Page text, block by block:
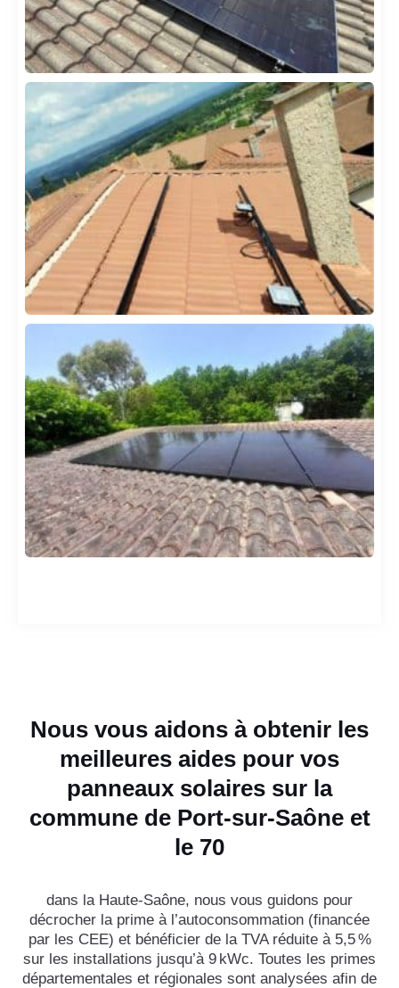
Nous vous aidons à obtenir les
meilleures aides pour vos
panneaux solaires sur la
commune de Port-sur-Saône et
le 70
dans la Haute-Saône, nous vous guidons pour
décrocher la prime à l’autoconsommation (financée
par les CEE) et bénéficier de la TVA réduite à 5,5 %
sur les installations jusqu’à 9 kWc. Toutes les primes
départementales et régionales sont analysées afin de